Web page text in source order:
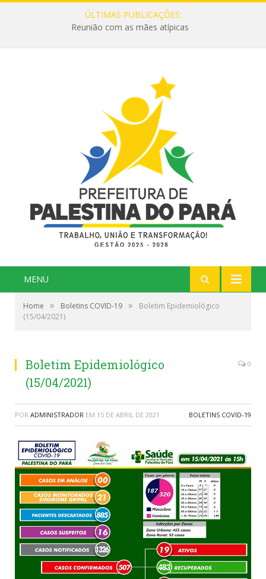
ÚLTIMAS PUBLICAÇÕES:
Reunião com as mães atípicas
MENU
Home » Boletins COVID-19 »
Boletim Epidemiológico
(15/04/2021)
Boletim Epidemiológico
(15/04/2021)
0
POR ADMINISTRADOR EM 15 DE ABRIL DE 2021 BOLETINS COVID-19